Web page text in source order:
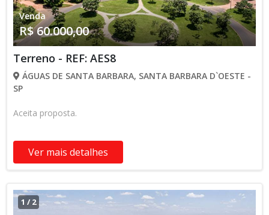
Venda
R$ 60.000,00
Terreno - REF: AES8
ÁGUAS DE SANTA BARBARA, SANTA BARBARA D`OESTE -
SP
Aceita proposta.
Ver mais detalhes
1 / 2